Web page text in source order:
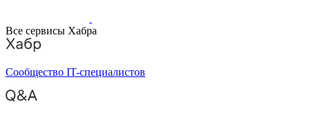
Все сервисы Хабра
Сообщество IT-специалистов